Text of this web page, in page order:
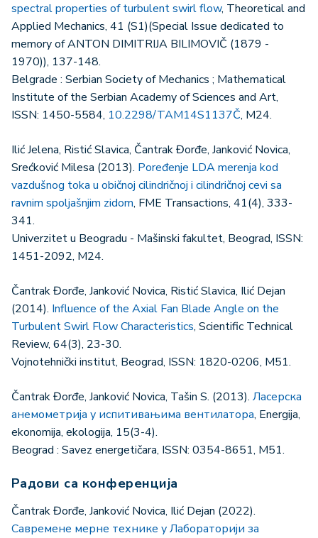
spectral properties of turbulent swirl flow, Theoretical and
Applied Mechanics, 41 (S1)(Special Issue dedicated to
memory of ANTON DIMITRIJA BILIMOVIČ (1879 -
1970)), 137-148.
Belgrade : Serbian Society of Mechanics ; Mathematical
Institute of the Serbian Academy of Sciences and Art,
ISSN: 1450-5584, 10.2298/TAM14S1137Č, M24.
Ilić Jelena, Ristić Slavica, Čantrak Đorđe, Janković Novica,
Srećković Milesa (2013). Poređenje LDA merenja kod
vazdušnog toka u običnoj cilindričnoj i cilindričnoj cevi sa
ravnim spoljašnjim zidom, FME Transactions, 41(4), 333-
341.
Univerzitet u Beogradu - Mašinski fakultet, Beograd, ISSN:
1451-2092, M24.
Čantrak Đorđe, Janković Novica, Ristić Slavica, Ilić Dejan
(2014). Influence of the Axial Fan Blade Angle on the
Turbulent Swirl Flow Characteristics, Scientific Technical
Review, 64(3), 23-30.
Vojnotehnički institut, Beograd, ISSN: 1820-0206, M51.
Čantrak Đorđe, Janković Novica, Tašin S. (2013). Ласерска
анемометрија у испитивањима вентилатора, Energija,
ekonomija, ekologija, 15(3-4).
Beograd : Savez energetičara, ISSN: 0354-8651, M51.
Радови са конференција
Čantrak Đorđe, Janković Novica, Ilić Dejan (2022).
Савремене мерне технике у Лабораторији за